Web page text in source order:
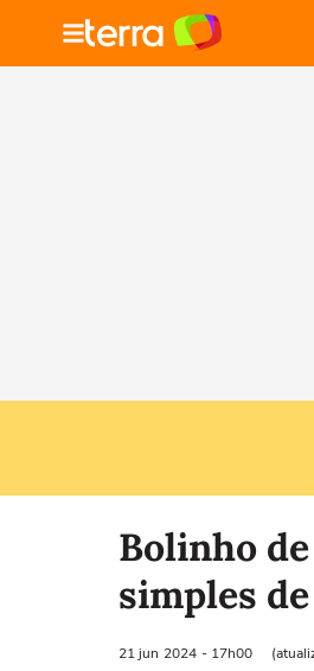
Bolinho
simples
21 jun 2024 - 17h00